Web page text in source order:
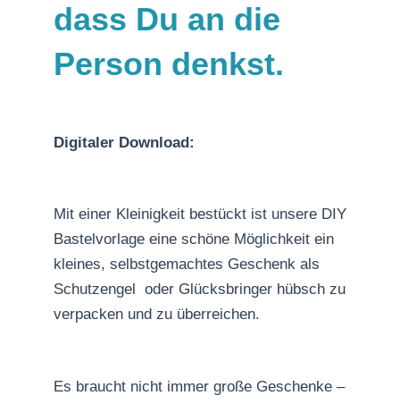
dass Du an die
Person denkst.
Digitaler Download:
Mit einer Kleinigkeit bestückt ist unsere DIY
Bastelvorlage eine schöne Möglichkeit ein
kleines, selbstgemachtes Geschenk als
Schutzengel oder Glücksbringer hübsch zu
verpacken und zu überreichen.
Es braucht nicht immer große Geschenke –